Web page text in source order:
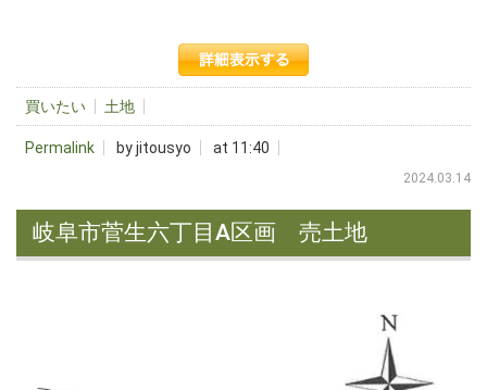
買いたい 土地
Permalink by jitousyo at 11:40
2024.03.14
岐阜市菅生六丁目A区画 売土地